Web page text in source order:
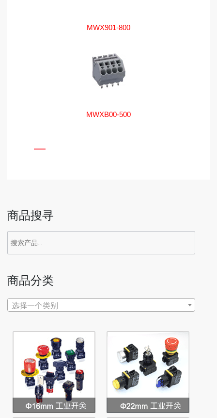
MWX901-800
MWXB00-500
商品搜寻
商品分类
选择一个类别